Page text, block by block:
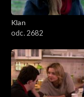
1301–1400
1201–1300
1101–1200
1001–1100
Klan
odc. 2682